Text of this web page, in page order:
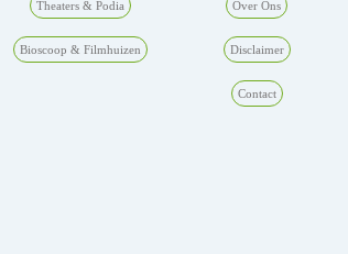
Theaters & Podia
Bioscoop & Filmhuizen
Over Ons
Disclaimer
Contact